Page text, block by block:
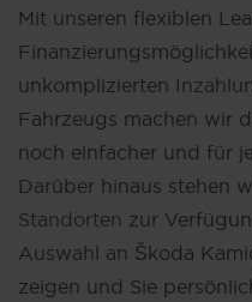
Mit unseren flexiblen
unkomplizierten
Fahrzeugs machen wir
noch einfacher und für
Darüber hinaus stehen
Standorten zur
Auswahl an Škoda
zeigen und Sie